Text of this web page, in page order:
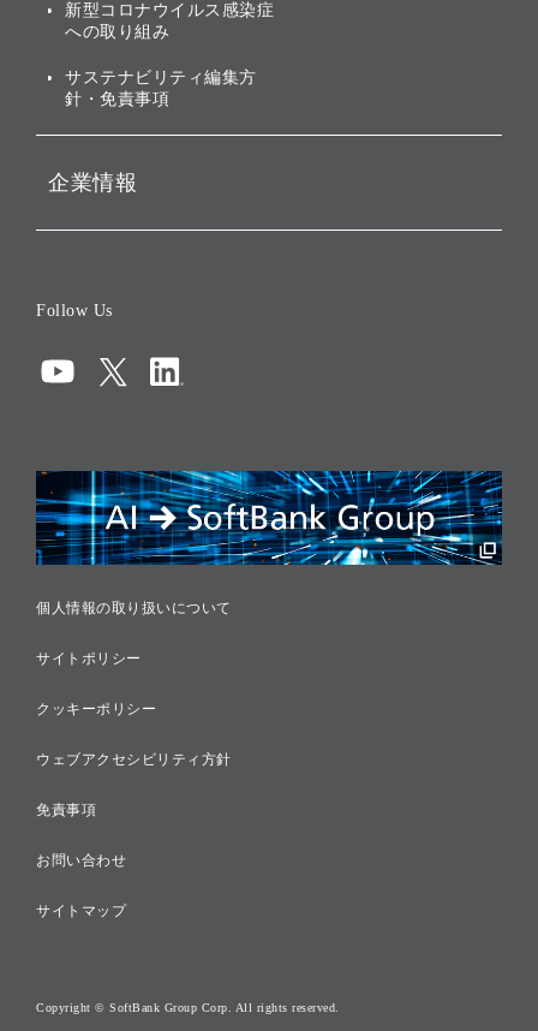
投資先のサステナビリティ
新型コロナウイルス感染症
への取り組み
サステナビリティ編集方
針・免責事項
企業情報
コンプライアンス
リスクマネジメント
税務に対する取り組み
採用情報
Follow Us
個人情報の取り扱いについて
サイトポリシー
クッキーポリシー
ウェブアクセシビリティ方針
免責事項
お問い合わせ
サイトマップ
Copyright © SoftBank Group Corp. All rights reserved.